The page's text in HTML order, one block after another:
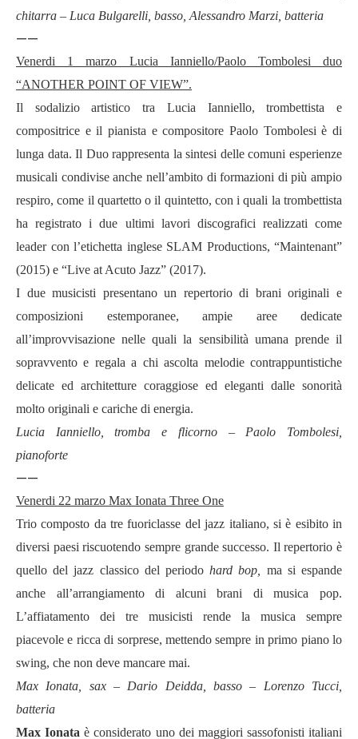
chitarra – Luca Bulgarelli, basso, Alessandro Marzi, batteria
——
Venerdi 1 marzo Lucia Ianniello/Paolo Tombolesi duo
“ANOTHER POINT OF VIEW”.
Il sodalizio artistico tra Lucia Ianniello, trombettista e
compositrice e il pianista e compositore Paolo Tombolesi è di
lunga data. Il Duo rappresenta la sintesi delle comuni esperienze
musicali condivise anche nell’ambito di formazioni di più ampio
respiro, come il quartetto o il quintetto, con i quali la trombettista
ha registrato i due ultimi lavori discografici realizzati come
leader con l’etichetta inglese SLAM Productions, “Maintenant”
(2015) e “Live at Acuto Jazz” (2017).
I due musicisti presentano un repertorio di brani originali e
composizioni estemporanee, ampie aree dedicate
all’improvvisazione nelle quali la sensibilità umana prende il
sopravvento e regala a chi ascolta melodie contrappuntistiche
delicate ed architetture coraggiose ed eleganti dalle sonorità
molto originali e cariche di energia.
Lucia Ianniello, tromba e flicorno – Paolo Tombolesi,
pianoforte
——
Venerdi 22 marzo Max Ionata Three One
Trio composto da tre fuoriclasse del jazz italiano, si è esibito in
diversi paesi riscuotendo sempre grande successo. Il repertorio è
quello del jazz classico del periodohard bop,
ma si espande
anche all’arrangiamento di alcuni brani di musica pop.
L’affiatamento dei tre musicisti rende la musica sempre
piacevole e ricca di sorprese, mettendo sempre in primo piano lo
swing, che non deve mancare mai.
Max Ionata, sax – Dario Deidda, basso– Lorenzo Tucci,
batteria
Max Ionataè considerato uno dei maggiori sassofonisti italiani